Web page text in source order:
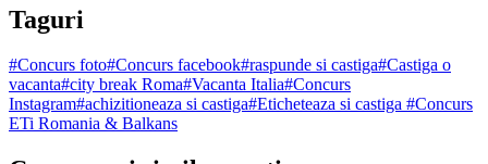
Taguri
#Concurs foto#Concurs facebook#raspunde si castiga#Castiga o
vacanta#city break Roma#Vacanta Italia#Concurs
Instagram#achizitioneaza si castiga#Eticheteaza si castiga #Concurs
ETi Romania & Balkans